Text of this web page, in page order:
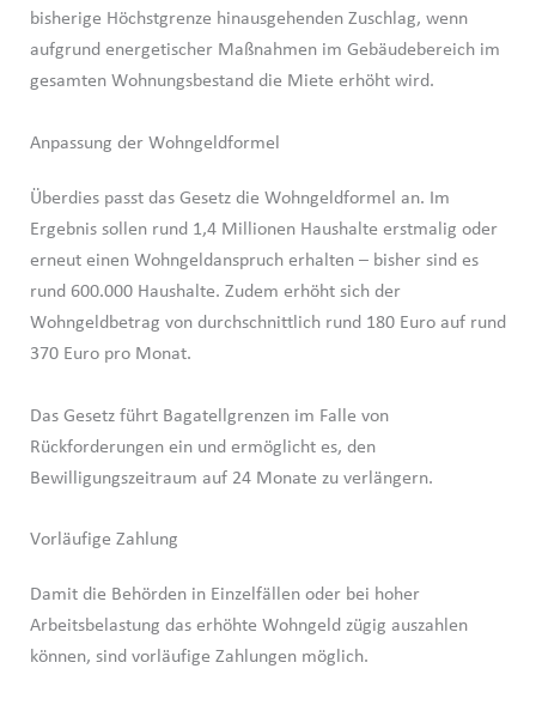
bisherige Höchstgrenze hinausgehenden Zuschlag, wenn
aufgrund energetischer Maßnahmen im Gebäudebereich im
gesamten Wohnungsbestand die Miete erhöht wird.
Anpassung der Wohngeldformel
Überdies passt das Gesetz die Wohngeldformel an. Im
Ergebnis sollen rund 1,4 Millionen Haushalte erstmalig oder
erneut einen Wohngeldanspruch erhalten – bisher sind es
rund 600.000 Haushalte. Zudem erhöht sich der
Wohngeldbetrag von durchschnittlich rund 180 Euro auf rund
370 Euro pro Monat.
Das Gesetz führt Bagatellgrenzen im Falle von
Rückforderungen ein und ermöglicht es, den
Bewilligungszeitraum auf 24 Monate zu verlängern.
Vorläufige Zahlung
Damit die Behörden in Einzelfällen oder bei hoher
Arbeitsbelastung das erhöhte Wohngeld zügig auszahlen
können, sind vorläufige Zahlungen möglich.